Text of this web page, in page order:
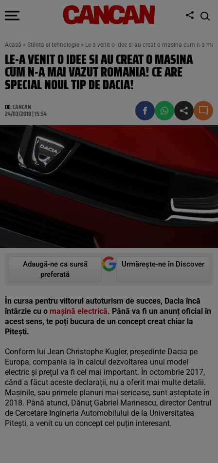
Acasă » Stiinta si tehnologie » Le-a venit o idee si au creat o masina cum n-a
LE-A VENIT O IDEE SI AU CREAT O MASINA
CUM N-A MAI VAZUT ROMANIA! CE ARE
SPECIAL NOUL TIP DE DACIA!
DE:CANCAN
24/03/2018 | 15:54
Adaugă-ne ca sursă
preferată
Urmărește-ne în Discover
În cursa pentru viitorul autoturism de succes, Dacia încă
întârzie cu o mașină electrică. Până va fi un anunț oficial în
acest sens, te poți bucura de un concept creat chiar la
Pitești.
Conform lui Jean Christophe Kugler, președinte Dacia pe
Europa, compania ia în calcul dezvoltarea unui model
electric și prețul va fi cel mai important. În octombrie 2017,
când a făcut aceste declarații, nu a oferit mai multe detalii.
Mașinile, sau primele planuri mai serioase, sunt așteptate în
2018. Până atunci, Dănuţ Gabriel Marinescu, director Centrul
de Cercetare Ingineria Automobilului de la Universitatea
Piteşti, a venit cu un concept cel puțin interesant.